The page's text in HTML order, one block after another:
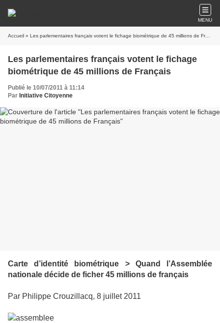
MENU
Accueil » Les parlementaires français votent le fichage biométrique de 45 millions de Français
Les parlementaires français votent le fichage
biométrique de 45 millions de Français
Publié le 10/07/2011 à 11:14
Par Initiative Citoyenne
Carte d’identité biométrique > Quand l’Assemblée
nationale décide de ficher 45 millions de français
Par Philippe Crouzillacq, 8 juillet 2011